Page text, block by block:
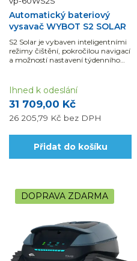
Automatický bateriový
vysavač WYBOT S2 SOLAR
S2 Solar je vybaven inteligentními
režimy čištění, pokročilou navigací
a možností nastavení týdenního
obsluhy.
31 709,00 Kč
26 205,79 Kč bez DPH
Ihned k odeslání
Přidat do košíku
DOPRAVA ZDARMA